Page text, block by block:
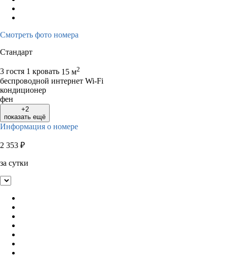
Смотреть фото номера
Стандарт
3 гостя 1 кровать 15 м2
беспроводной интернет Wi-Fi
кондиционер
фен
+2
показать ещё
Информация о номере
2 353 ₽
за сутки